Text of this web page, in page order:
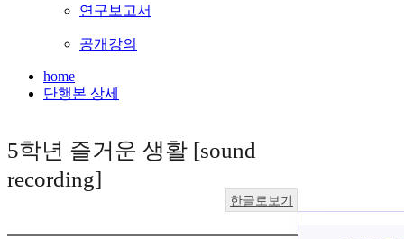
연구보고서
공개강의
home
단행본 상세
5학년 즐거운 생활 [sound
recording]
한글로보기